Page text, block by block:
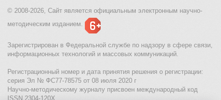
© 2008-2026, Сайт является официальным электронным научно-
методическим изданием.
Зарегистрирован в Федеральной службе по надзору в сфере связи,
информационных технологий и массовых коммуникаций.
Регистрационный номер и дата принятия решения о регистрации:
серия Эл № ФС77-78575 от 08 июля 2020 г
Научно-методическому журналу присвоен международный код
ISSN 2304-120X